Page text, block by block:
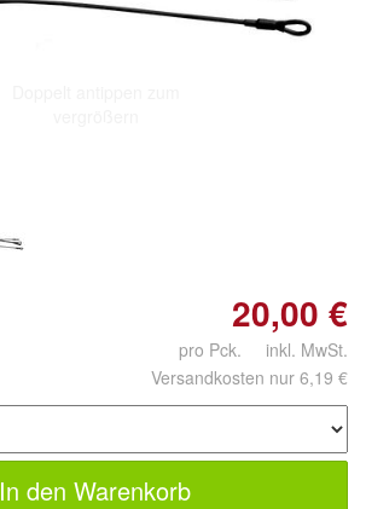
20,00 €
pro Pck. inkl. MwSt.
Versandkosten nur 6,19 €
In den Warenkorb